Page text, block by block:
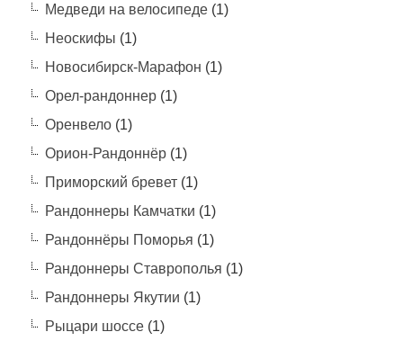
Медведи на велосипеде(1)
Неоскифы (1)
Новосибирск-Марафон (1)
Орел-рандоннер(1)
Оренвело(1)
Орион-Рандоннёр(1)
Приморский бревет(1)
Рандоннеры Камчатки (1)
Рандоннёры Поморья (1)
Рандоннеры Ставрополья (1)
Рандоннеры Якутии (1)
Рыцари шоссе(1)